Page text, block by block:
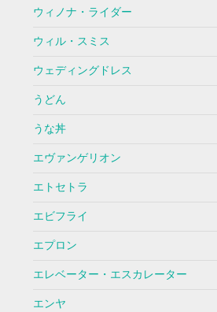
ウィノナ・ライダー
ウィル・スミス
ウェディングドレス
うどん
うな丼
エヴァンゲリオン
エトセトラ
エビフライ
エプロン
エレベーター・エスカレーター
エンヤ